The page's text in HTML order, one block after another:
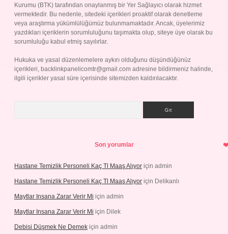
Kurumu (BTK) tarafından onaylanmış bir Yer Sağlayıcı olarak hizmet
vermektedir. Bu nedenle, sitedeki içerikleri proaktif olarak denetleme
veya araştırma yükümlülüğümüz bulunmamaktadır. Ancak, üyelerimiz
yazdıkları içeriklerin sorumluluğunu taşımakta olup, siteye üye olarak bu
sorumluluğu kabul etmiş sayılırlar.
Hukuka ve yasal düzenlemelere aykırı olduğunu düşündüğünüz
içerikleri, backlinkpanelicomtr@gmail.com adresine bildirmeniz halinde,
ilgili içerikler yasal süre içerisinde sitemizden kaldırılacaktır.
Son yorumlar
Hastane Temizlik Personeli Kaç Tl Maaş Alıyor için admin
Hastane Temizlik Personeli Kaç Tl Maaş Alıyor için Delikanlı
Maytlar Insana Zarar Verir Mi için admin
Maytlar Insana Zarar Verir Mi için Dilek
Debisi Düşmek Ne Demek için admin